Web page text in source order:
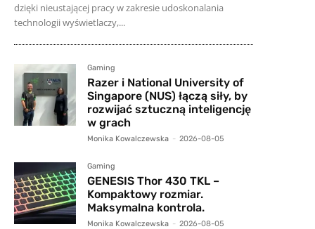
dzięki nieustającej pracy w zakresie udoskonalania
technologii wyświetlaczy,...
Gaming
Razer i National University of
Singapore (NUS) łączą siły, by
rozwijać sztuczną inteligencję
w grach
Monika Kowalczewska - 2026-08-05
Gaming
GENESIS Thor 430 TKL –
Kompaktowy rozmiar.
Maksymalna kontrola.
Monika Kowalczewska - 2026-08-05